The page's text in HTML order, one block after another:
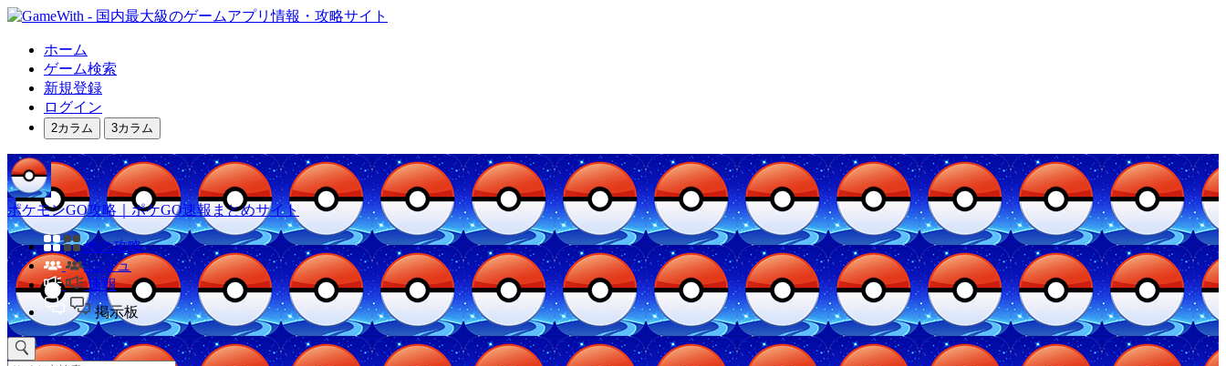
ホーム
ゲーム検索
新規登録
ログイン
2カラム 3カラム
ポケモンGO攻略｜ポケGO速報まとめサイト
他の攻略
コミュ
速報
掲示板